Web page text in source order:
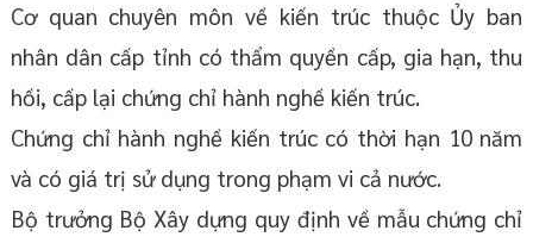
Cơ quan chuyên môn về kiến trúc thuộc Ủy ban
nhân dân cấp tỉnh có thẩm quyền cấp, gia hạn, thu
hồi, cấp lại chứng chỉ hành nghề kiến trúc.
Chứng chỉ hành nghề kiến trúc có thời hạn 10 năm
và có giá trị sử dụng trong phạm vi cả nước.
Bộ trưởng Bộ Xây dựng quy định về mẫu chứng chỉ